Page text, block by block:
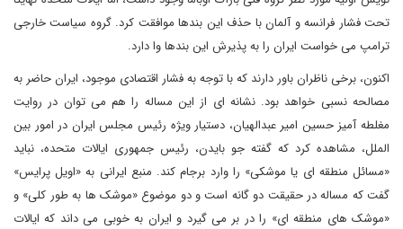
تحت فشار فرانسه و آلمان با حذف این بندها موافقت کرد. گروه سیاست خارجی
ترامپ می خواست ایران را به پذیرش این بندها وا دارد.
اکنون، برخی ناظران باور دارند که با توجه به فشار اقتصادی موجود، ایران حاضر به
مصالحه نسبی خواهد بود. نشانه ای از این مساله را هم می توان در روایت
مغلطه آمیز حسین امیر عبدالهیان، دستیار ویژه رئیس مجلس ایران در امور بین
الملل، مشاهده کرد که گفته جو بایدن، رئیس جمهوری ایالات متحده، نباید
«مسائل منطقه ای یا موشکی» را وارد برجام کند. منبع ایرانی به «اویل پرایس»
گفت که مساله در حقیقت دو گانه است و دو موضوع «موشک ها به طور کلی» و
«موشک های منطقه ای» را در بر می گیرد و ایران به خوبی می داند که ایالات